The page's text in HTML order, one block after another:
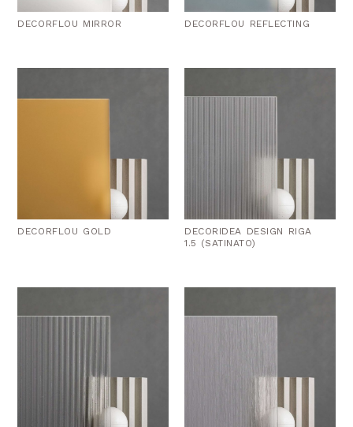
DECORFLOU MIRROR DECORFLOU REFLECTING
DECORFLOU GOLD
DECORIDEA DESIGN RIGA
1.5 (SATINATO)